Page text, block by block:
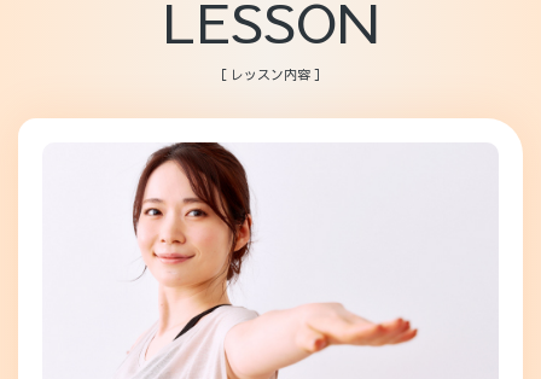
LESSON
［ レッスン内容 ］